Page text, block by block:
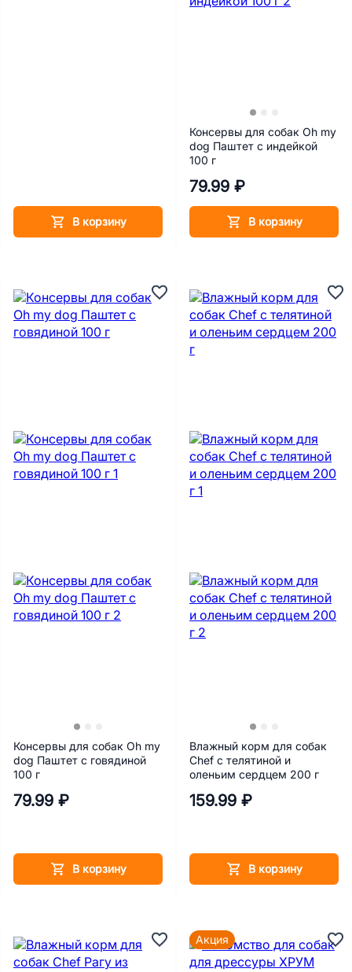
В корзину
Консервы для собак Oh my
dog Паштет с индейкой
100 г
79.99 ₽
В корзину
Консервы для собак Oh my
dog Паштет с говядиной
100 г
79.99 ₽
В корзину
Влажный корм для собак
Chef с телятиной и
оленьим сердцем 200 г
159.99 ₽
В корзину
Акция